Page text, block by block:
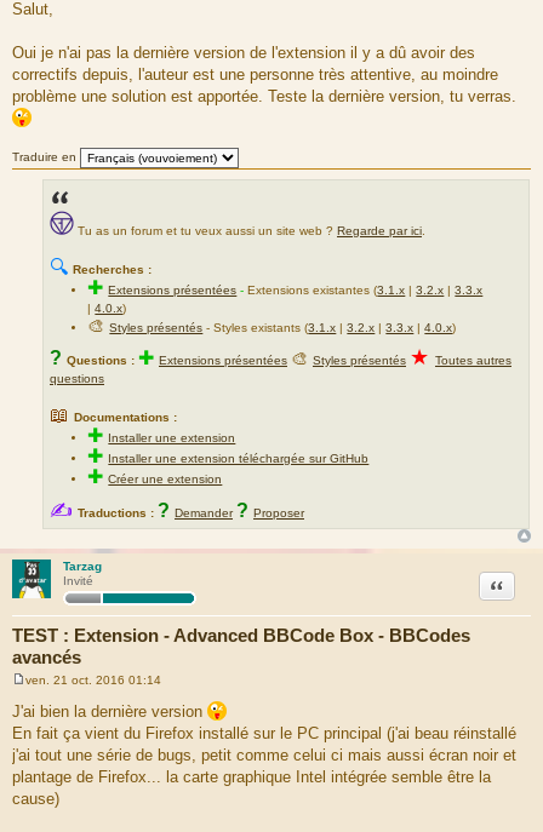
e
s
a
g
e
Salut,
Oui je n'ai pas la dernière version de l'extension il y a dû avoir des
correctifs depuis, l'auteur est une personne très attentive, au moindre
problème une solution est apportée. Teste la dernière version, tu verras.
Traduire en
Tu as un forum et tu veux aussi un site web ? Regarde par ici
🔍 Recherches :
✚Extensions présentées -Extensions existantes (3.1.x |3.2.x |3.3.x
|4.0.x)
🎨Styles présentés - Styles existants (3.1.x |3.2.x |3.3.x |4.0.x)
? Questions : ✚ Extensions présentées 🎨 Styles présentés ★ Toutes autres
questions
📖 Documentations :
✚ Installer une extension
✚ Installer une extension téléchargée sur GitHub
✚Créer une extension
✍ Traductions : ? Demander ? Proposer
Tarzag
Invité
TEST : Extension - Advanced BBCode Box - BBCodes
avancés
Citation
e
s
s
a
g
e
ven. 21 oct. 2016 01:14
J'ai bien la dernière version
En fait ça vient du Firefox installé sur le PC principal (j'ai beau réinstallé
j'ai tout une série de bugs, petit comme celui ci mais aussi écran noir et
plantage de Firefox... la carte graphique Intel intégrée semble être la
cause)